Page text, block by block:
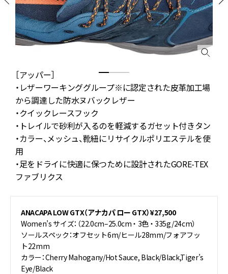
［アッパー］
・レザーワーキンググループ※に認定された皮革加工場
から調達した防水ヌバックレザー
・クイックレースフック
・トレイルで砂利が入るのを軽減するガセット付きタン
・カラー、メッシュ、靴紐にリサイクルポリエステルを使
用
・足をドライに快適に保つために設計されたGORE-TEX
ファブリクス
ANACAPA LOW GTX（アナカパ ロー GTX）¥27,500
Women’s サイズ：（22.0cm–25.0cm ・ 3色 ・ 335g/24cm）
ソールスペック：オフセット6m/ヒール28mm/フォアフッ
ト22mm
カラー：Cherry Mahogany/Hot Sauce, Black/Black,Tiger’s
Eye/Black